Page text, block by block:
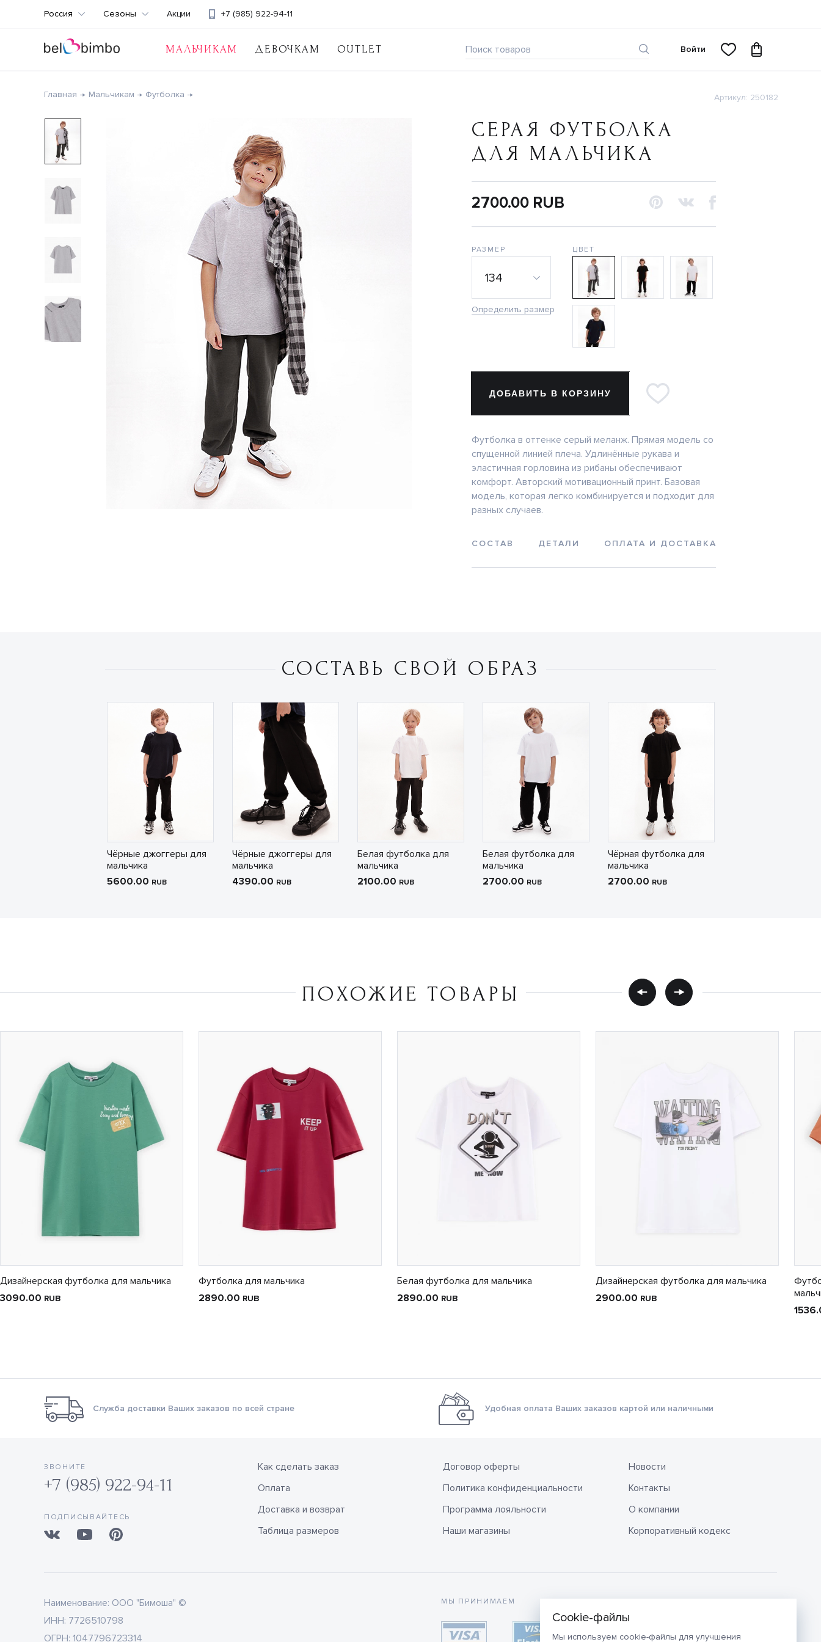
Мы используем cookie-файлы для улучшения
МАЛЬЧИКАМ ДЕВОЧКАМ OUTLET
+7 (985) 922-94-11
Россия Сезоны Акции
Войти
Главная Мальчикам Футболка Артикул: 250182
СЕРАЯ ФУТБОЛКА
ДЛЯ МАЛЬЧИКА
2700.00 RUB
РАЗМЕР
134
Определить размер
ЦВЕТ
ДОБАВИТЬ В КОРЗИНУ
Футболка в оттенке серый меланж. Прямая модель со
спущенной линией плеча. Удлинённые рукава и
эластичная горловина из рибаны обеспечивают
комфорт. Авторский мотивационный принт. Базовая
модель, которая легко комбинируется и подходит для
разных случаев.
СОСТАВ ДЕТАЛИ ОПЛАТА И ДОСТАВКА
СОСТАВЬ СВОЙ ОБРАЗ
Чёрные джоггеры для
мальчика
5600.00 RUB
Чёрные джоггеры для
мальчика
4390.00 RUB
Белая футболка для
мальчика
2100.00 RUB
Белая футболка для
мальчика
2700.00 RUB
Чёрная футболка для
мальчика
2700.00 RUB
ПОХОЖИЕ ТОВАРЫ
Дизайнерская футболка для мальчика
3090.00 RUB
Футболка для мальчика
2890.00 RUB
Белая футболка для мальчика
2890.00 RUB
Дизайнерская футболка для мальчика
2900.00 RUB
Служба доставки Ваших заказов по всей стране Удобная оплата Ваших заказов картой или наличными
ЗВОНИТЕ
+7 (985) 922-94-11
ПОДПИСЫВАЙТЕСЬ
Как сделать заказ
Оплата
Доставка и возврат
Таблица размеров
Договор оферты
Политика конфиденциальности
Программа лояльности
Наши магазины
Новости
Контакты
О компании
Корпоративный кодекс
Наименование: ООО "Бимоша" ©
ИНН: 7726510798
ОГРН: 1047796723314
МЫ ПРИНИМАЕМ